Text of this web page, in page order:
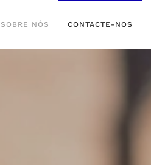
SOBRE NÓS CONTACTE-NOS